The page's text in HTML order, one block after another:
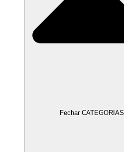
Fechar CATEGORIAS